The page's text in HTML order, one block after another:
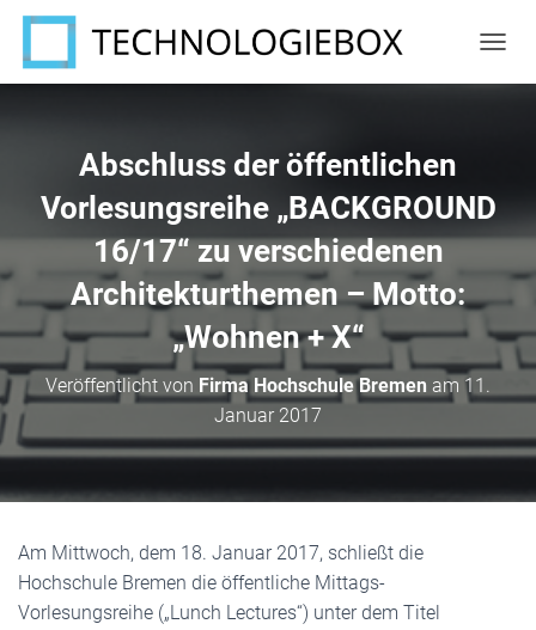
A
T
I
O
S
A
T
N
Abschluss der öffentlichen
Vorlesungsreihe „BACKGROUND
16/17“ zu verschiedenen
Architekturthemen – Motto:
„Wohnen + X“
Veröffentlicht von Firma Hochschule Bremen am 11.
Januar 2017
Am Mittwoch, dem 18. Januar 2017, schließt die
Hochschule Bremen die öffentliche Mittags-
Vorlesungsreihe („Lunch Lectures“) unter dem Titel